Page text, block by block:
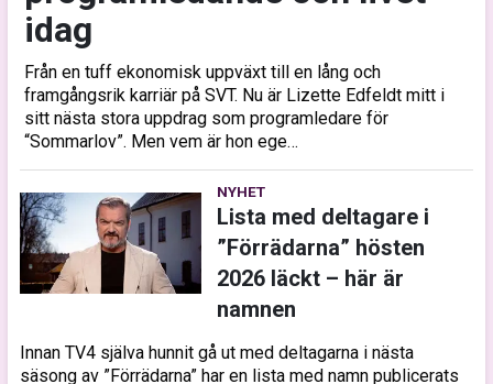
idag
Från en tuff ekonomisk uppväxt till en lång och
framgångsrik karriär på SVT. Nu är Lizette Edfeldt mitt i
sitt nästa stora uppdrag som programledare för
“Sommarlov”. Men vem är hon ege…
NYHET
Lista med deltagare i
”Förrädarna” hösten
2026 läckt – här är
namnen
Innan TV4 själva hunnit gå ut med deltagarna i nästa
säsong av ”Förrädarna” har en lista med namn publicerats